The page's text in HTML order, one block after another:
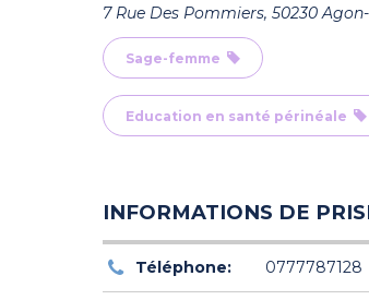
7 Rue Des Pommiers, 50230
Sage-femme
Education en santé périnéale
INFORMATIONS DE
Téléphone: 0777787128